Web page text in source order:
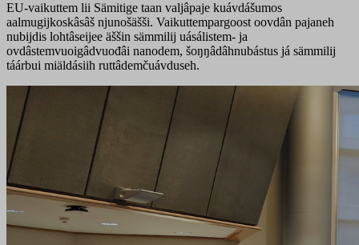
EU-vaikuttem lii Sämitige taan valjâpaje kuávdášumos
aalmugijkoskâsâš njunošäšši. Vaikuttempargoost oovdân pajaneh
nubijdis lohtâseijee äššin sämmilij uásálistem- ja
ovdâstemvuoigâdvuođâi nanodem, šoŋŋâdâhnubástus já sämmilij
táárbui miäldásiih ruttâdemčuávduseh.